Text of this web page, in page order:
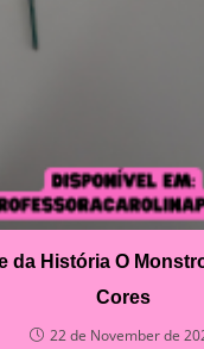
da História O
Cores
22 de November de